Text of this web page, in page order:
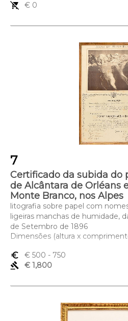
remove_shopping_cart
€ 0
7
Certificado da subida do
de Alcântara de Orléans
Monte Branco, nos Alpes
litografia sobre papel com
ligeiras manchas de humidade,
de Setembro de 1896
Dimensões (altura x
euro_symbol € 500 - 750
gavel
€ 1,800